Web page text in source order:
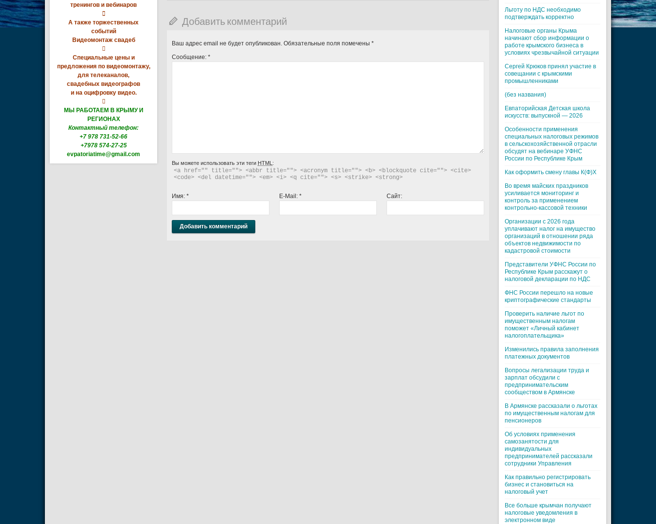
тренингов и вебинаров

А также торжественных
событий
Видеомонтаж свадеб

Специальные цены и
предложения по видеомонтажу,
для телеканалов,
свадебных видеографов
и на оцифровку видео.

МЫ РАБОТАЕМ В КРЫМУ И
РЕГИОНАХ
Контактный телефон:
+7 978 731-52-66
+7978 574-27-25
evpatoriatime@gmail.com
Добавить комментарий
Ваш адрес email не будет опубликован. Обязательные поля помечены *
Сообщение: *
Вы можете использовать эти теги HTML :
<a href="" title=""> <abbr title=""> <acronym title=""> <b> <blockquote cite=""> <cite>
<code> <del datetime=""> <em> <i> <q cite=""> <s> <strike> <strong>
Имя: * E-Mail: * Сайт:
Льготу по НДС необходимо
подтверждать корректно
Налоговые органы Крыма
начинают сбор информации о
работе крымского бизнеса в
условиях чрезвычайной ситуации
Cергей Крюков принял участие в
совещании с крымскими
промышленниками
(без названия)
Евпаторийская Детская школа
искусств: выпускной — 2026
Особенности применения
специальных налоговых режимов
в сельскохозяйственной отрасли
обсудят на вебинаре УФНС
России по Республике Крым
Как оформить смену главы К(Ф)Х
Во время майских праздников
усиливается мониторинг и
контроль за применением
контрольно-кассовой техники
Организации с 2026 года
уплачивают налог на имущество
организаций в отношении ряда
объектов недвижимости по
кадастровой стоимости
Представители УФНС России по
Республике Крым расскажут о
налоговой декларации по НДС
ФНС России перешло на новые
криптографические стандарты
Проверить наличие льгот по
имущественным налогам
поможет «Личный кабинет
налогоплательщика»
Изменились правила заполнения
платежных документов
Вопросы легализации труда и
зарплат обсудили с
предпринимательским
сообществом в Армянске
В Армянске рассказали о льготах
по имущественным налогам для
пенсионеров
Об условиях применения
самозанятости для
индивидуальных
предпринимателей рассказали
сотрудники Управления
Как правильно регистрировать
бизнес и становиться на
налоговый учет
Все больше крымчан получают
налоговые уведомления в
электронном виде